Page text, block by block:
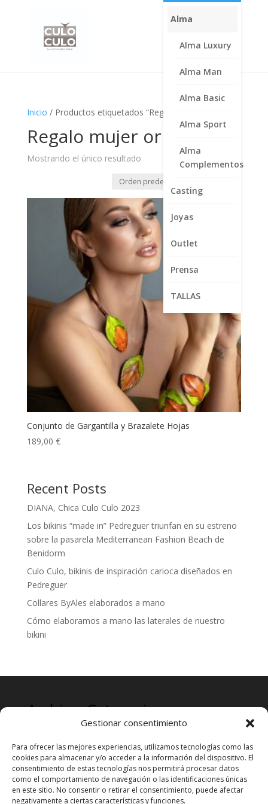
Gestionar consentimiento
Para ofrecer las mejores experiencias, utilizamos tecnologías como las
cookies para almacenar y/o acceder a la información del dispositivo. El
consentimiento de estas tecnologías nos permitirá procesar datos
como el comportamiento de navegación o las identificaciones únicas
en este sitio. No consentir o retirar el consentimiento, puede afectar
negativamente a ciertas características y funciones.
Alma
Alma Luxury
Alma Man
Alma Basic
Alma Sport
Alma
Complementos
Casting
Joyas
Outlet
Prensa
TALLAS
Inicio / Productos etiquetados “Regalo mujer original”
Regalo mujer original
Mostrando el único resultado
Conjunto de Gargantilla y Brazalete Hojas
189,00 €
Recent Posts
DIANA, Chica Culo Culo 2023
Los bikinis “made in” Pedreguer triunfan en su estreno
sobre la pasarela Mediterranean Fashion Beach de
Benidorm
Culo Culo, bikinis de inspiración carioca diseñados en
Pedreguer
Collares ByAles elaborados a mano
Cómo elaboramos a mano las laterales de nuestro
bikini
ArchivesCategories
Prensa